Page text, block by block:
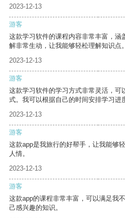
2023-12-13
游客
这款学习软件的课程内容非常丰富，涵
解非常生动，让我能够轻松理解知识点。
2023-12-13
游客
这款学习软件的学习方式非常灵活，可
式。我可以根据自己的时间安排学习进
2023-12-13
游客
这款app是我旅行的好帮手，让我能够
人情。
2023-12-13
游客
这款app的课程非常丰富，可以满足我
己感兴趣的知识。